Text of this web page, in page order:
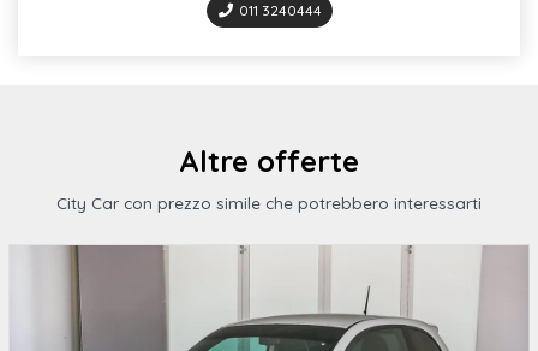
Sedili anteriori sportivi
Airbag laterali anteriori
Alzacristalli elettrici anteriori e posteriori
011 3240444
Altre offerte
City Car con prezzo simile che potrebbero interessarti